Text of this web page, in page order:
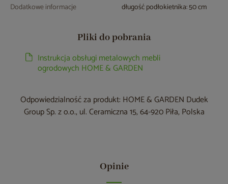
Dodatkowe informacje długość podłokietnika: 50 cm
Pliki do pobrania
Instrukcja obsługi metalowych mebli
ogrodowych HOME & GARDEN
Odpowiedzialność za produkt: HOME & GARDEN Dudek
Group Sp. z o.o., ul. Ceramiczna 15, 64-920 Piła, Polska
Opinie